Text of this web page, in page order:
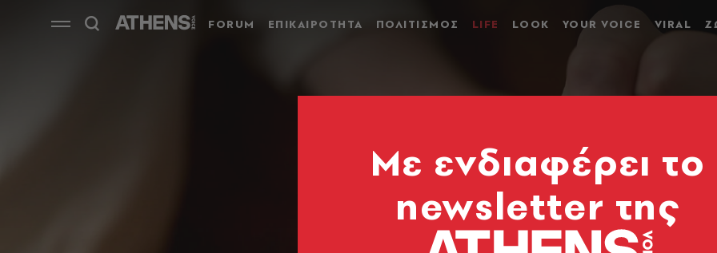
FORUM ΕΠΙΚΑΙΡΟΤΗΤΑ ΠΟΛΙΤΙΣΜΟΣ LIFE LOOK YOUR VOICE VIRAL
Mε ενδιαφέρει το
newsletter της